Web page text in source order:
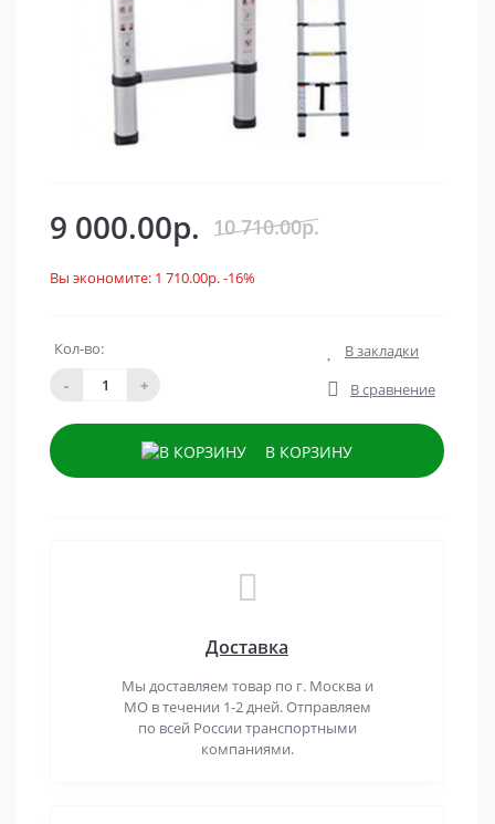
9 000.00р. 10 710.00р.
Вы экономите: 1 710.00р.-16%
Кол-во:
-
+
В закладки
В сравнение
В КОРЗИНУ
Доставка
Мы доставляем товар по г. Москва и
МО в течении 1-2 дней. Отправляем
по всей России транспортными
компаниями.